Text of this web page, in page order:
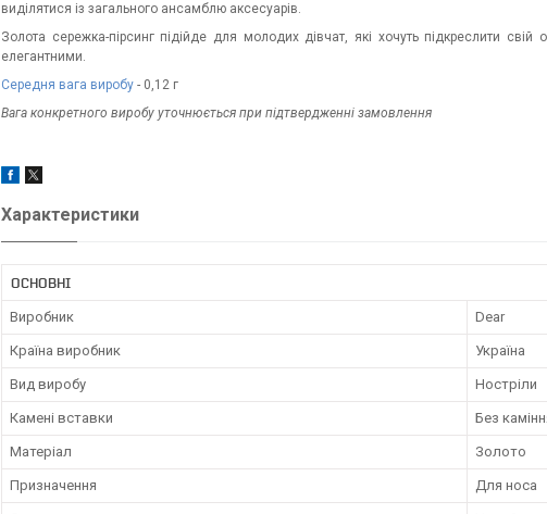
виділятися із загального ансамблю аксесуарів.
Золота сережка-пірсинг підійде для молодих дівчат, які хочуть підкреслити
елегантними.
Середня вага виробу - 0,12 г
Вага конкретного виробу уточнюється при підтвердженні замовлення
Характеристики
ОСНОВНІ
Виробник Dear
Країна виробник Україна
Вид виробу Ностріли
Камені вставки Без
Матеріал Золото
Призначення Для носа